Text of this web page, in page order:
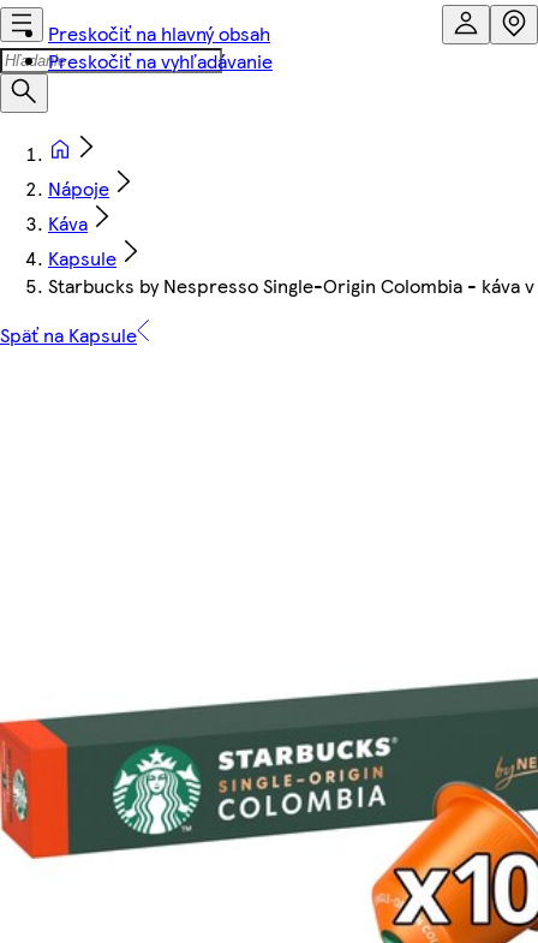
Preskočiť na hlavný obsah
Preskočiť na vyhľadávanie
Nápoje
Káva
Kapsule
Starbucks by Nespresso Single-Origin Colombia - káva
Späť na Kapsule